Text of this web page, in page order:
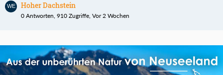
Hoher Dachstein
0 Antworten, 910 Zugriffe, Vor 2 Wochen